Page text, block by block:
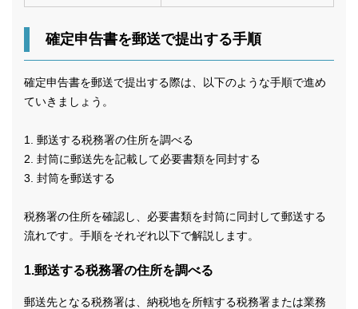
確定申告書を郵送で提出する手順
確定申告書を郵送で提出する際は、以下のような手順で進め
ていきましょう。
1. 郵送する税務署の住所を調べる
2. 封筒に郵送先を記載して必要書類を同封する
3. 封筒を郵送する
税務署の住所を確認し、必要書類を封筒に同封して郵送する
流れです。手順をそれぞれ以下で解説します。
1.郵送する税務署の住所を調べる
郵送先となる税務署は、納税地を所轄する税務署または業務